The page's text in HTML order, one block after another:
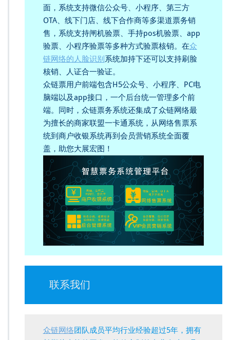
面，系统支持微信公众号、小程序、第三方
OTA、线下门店、线下合作商等多渠道票务销
售，系统支持闸机验票、手持pos机验票、app
验票、小程序验票等多种方式验票核销。在众
链网络的人脸识别 系统加持下还可以支持刷脸
核销、人证合一验证。
众链票用户前端包含H5公众号、小程序、PC电
脑端以及app接口，一个后台统一管理多个前
端。同时，众链票务系统还集成了众链网络最
为擅长的商家联盟一卡通系统，从网络售票系
统到商户收银系统再到会员营销系统全面覆
盖，助您大展宏图！
联系我们
众链网络团队成员平均行业经验超过5年，拥有